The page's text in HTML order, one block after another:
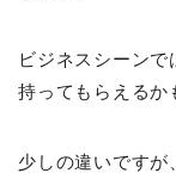
ビジネスシーン
持ってもらえるか
少しの違いですが